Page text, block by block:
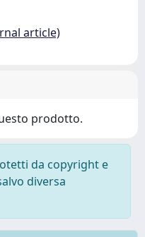
article)
prodotto.
da copyright e
diversa